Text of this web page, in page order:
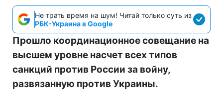
Не трать время на шум! Читай только суть из
РБК-Украина в Google
Прошло координационное совещание на
высшем уровне насчет всех типов
санкций против России за войну,
развязанную против Украины.